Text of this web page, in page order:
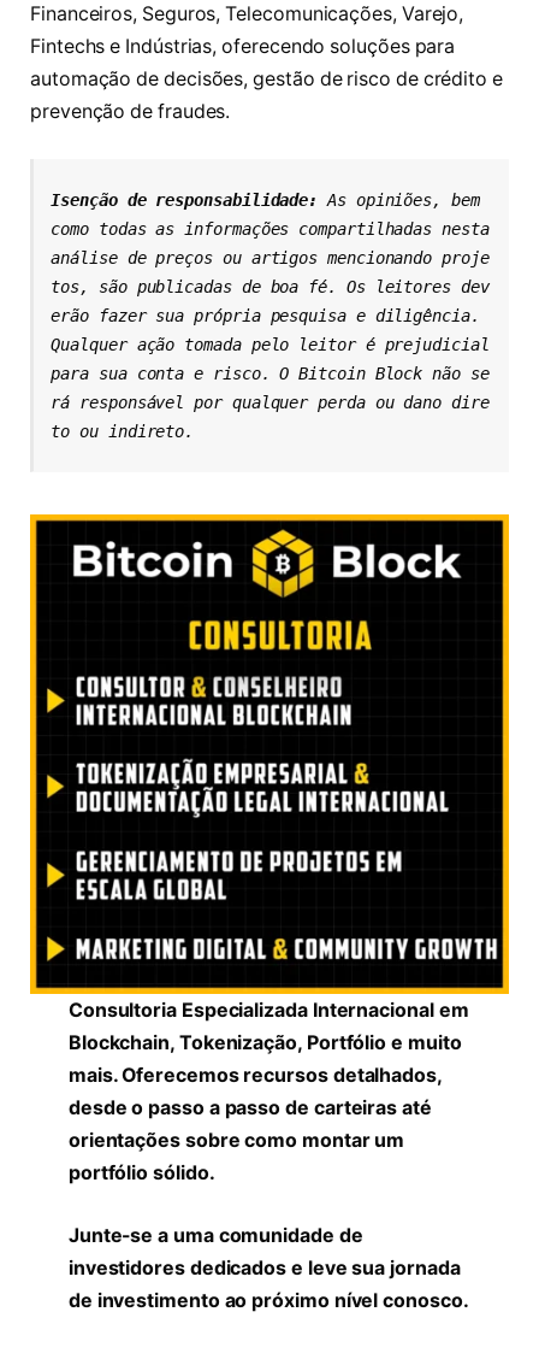
Financeiros, Seguros, Telecomunicações, Varejo,
Fintechs e Indústrias, oferecendo soluções para
automação de decisões, gestão de risco de crédito e
prevenção de fraudes.
Isenção de responsabilidade: As opiniões, bem
como todas as informações compartilhadas nesta
análise de preços ou artigos mencionando proje
tos, são publicadas de boa fé. Os leitores dev
erão fazer sua própria pesquisa e diligência.
Qualquer ação tomada pelo leitor é prejudicial
para sua conta e risco. O Bitcoin Block não se
rá responsável por qualquer perda ou dano dire
to ou indireto.
Consultoria Especializada Internacional em
Blockchain, Tokenização, Portfólio e muito
mais. Oferecemos recursos detalhados,
desde o passo a passo de carteiras até
orientações sobre como montar um
portfólio sólido.
Junte-se a uma comunidade de
investidores dedicados e leve sua jornada
de investimento ao próximo nível conosco.